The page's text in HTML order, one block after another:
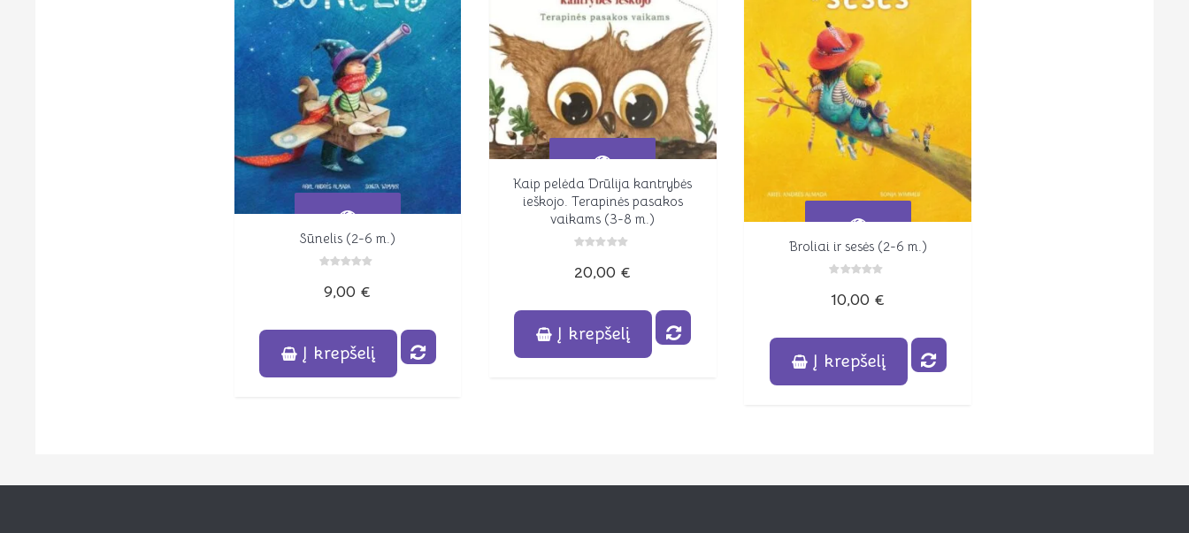
Peržiūrėti
Sūnelis (2-6 m.)
iš
9,00 €
Į krepšelį
Peržiūrėti
Kaip pelėda Drūlija kantrybės
ieškojo. Terapinės pasakos
vaikams (3-8 m.)
iš
20,00 €
Į krepšelį
Peržiūrėti
Broliai ir sesės (2-6 m.)
iš
10,00 €
Į krepšelį